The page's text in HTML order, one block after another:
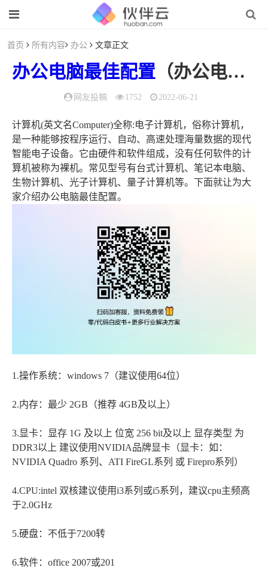
首页 所有内容 办公 文章正文
办公电脑最佳配置 （办公电脑最佳配置固态256够用么?）
网友投稿 1752 2022-06-21
计算机(英文名Computer)全称:电子计算机，俗称计算机，
是一种能够按程序运行、自动、高速处理海量数据的现代
智能电子设备。它由硬件和软件组成，没有任何软件的计
算机被称为裸机。常见型号有台式计算机、笔记本电脑、
生物计算机、光子计算机、量子计算机等。下面就让为大
家介绍办公电脑最佳配置。
1.操作系统：windows 7（建议使用64位）
2.内存：最少 2GB（推荐 4GB及以上）
3.显卡：显存 1G 及以上 位宽 256 bit及以上 显存类型 为
DDR3以上 建议使用NVIDIA品牌显卡（显卡：如：
NVIDIA Quadro 系列、ATI FireGL系列 或 Firepro系列）
4.CPU:intel 双核建议使用i3系列或i5系列，建议cpu主频高
于2.0GHz
5.硬盘：不低于7200转
6.软件：office 2007或201